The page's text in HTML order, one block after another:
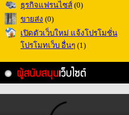
ธุรกิจแฟรนไซส์ (0)
ขายส่ง (0)
เปิดตัวเว็บใหม่ แจ้งโปรโมชั่น
โปรโมทเว็บ อื่นๆ (1)